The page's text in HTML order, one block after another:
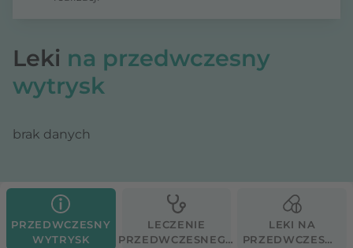
Leki na przedwczesny
wytrysk
brak danych
PRZEDWCZESNY
WYTRYSK
LECZENIE
PRZEDWCZESNEGO
LEKI NA
PRZEDWCZESNY